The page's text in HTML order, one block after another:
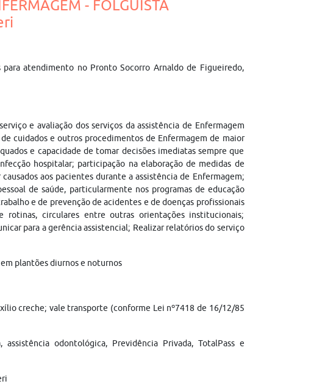
- FOLGUISTA
atendimento no Pronto Socorro Arnaldo de Figueiredo,
e avaliação dos serviços da assistência de Enfermagem
cuidados e outros procedimentos de Enfermagem de maior
e capacidade de tomar decisões imediatas sempre que
hospitalar; participação na elaboração de medidas de
aos pacientes durante a assistência de Enfermagem;
de saúde, particularmente nos programas de educação
e de prevenção de acidentes e de doenças profissionais
circulares entre outras orientações institucionais;
para a gerência assistencial; Realizar relatórios do serviço
plantões diurnos e noturnos
creche; vale transporte (conforme Lei nº7418 de 16/12/85
odontológica, Previdência Privada, TotalPass e